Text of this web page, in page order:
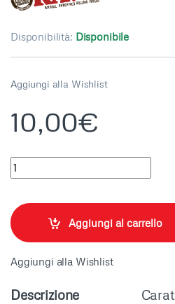
Disponibilità: Disponibile
Aggiungi alla Wishlist
10,00€
RAW VASSOIO FLYING LARGE
Aggiungi al carrello
Aggiungi alla Wishlist
Descrizione